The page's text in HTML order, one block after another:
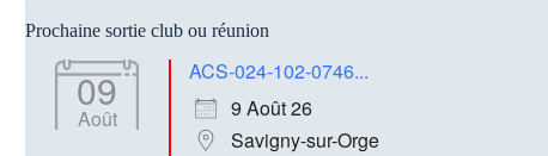
résultat
Prochaine sortie club ou réunion
09
Août
ACS-024-102-0746...
9 Août 26
Savigny-sur-Orge